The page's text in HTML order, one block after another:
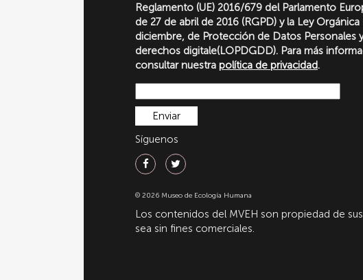
Reglamento (UE) 2016/679 del Parlamento
de 27 de abril de 2016 (RGPD) y la Ley
diciembre, de Protección de Datos Personales
derechos digitale(LOPDGDD). Para más
consultar nuestra política de privacidad.
Síguenos
© 2026 Museo de Ecología Humana
Los contenidos del MVEH son propiedad de
sea sin fines comerciales.